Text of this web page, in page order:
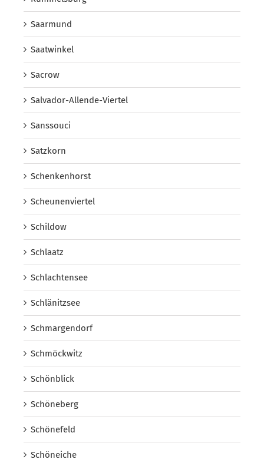
Saarmund
Saatwinkel
Sacrow
Salvador-Allende-Viertel
Sanssouci
Satzkorn
Schenkenhorst
Scheunenviertel
Schildow
Schlaatz
Schlachtensee
Schlänitzsee
Schmargendorf
Schmöckwitz
Schönblick
Schöneberg
Schönefeld
Schöneiche